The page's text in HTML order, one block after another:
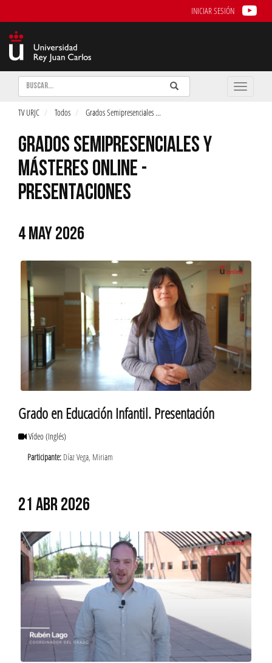
INICIAR SESIÓN
Buscar Enviar
Buscar
Toggle
TV URJC Todos Grados Semipresenciales ...
GRADOS SEMIPRESENCIALES Y
MÁSTERES ONLINE -
PRESENTACIONES
4 MAY 2026
Grado en Educación Infantil. Presentación
Vídeo(Inglés)
Participante: Díaz Vega, Miriam
21 ABR 2026